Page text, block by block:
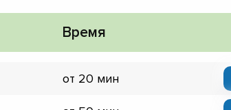
Время
от 20 мин